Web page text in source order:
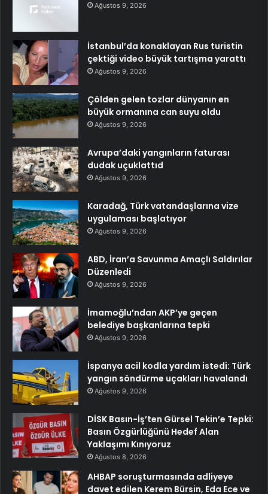
Ağustos 9, 2026
İstanbul’da konaklayan Rus turistin
çektiği video büyük tartışma yarattı
Ağustos 9, 2026
Çölden gelen tozlar dünyanın en
büyük ormanına can suyu oldu
Ağustos 9, 2026
Avrupa’daki yangınların faturası
dudak uçuklattıd
Ağustos 9, 2026
Karadağ, Türk vatandaşlarına vize
uygulaması başlatıyor
Ağustos 9, 2026
ABD, İran’a Savunma Amaçlı Saldırılar
Düzenledi
Ağustos 9, 2026
İmamoğlu’ndan AKP’ye geçen
belediye başkanlarına tepki
Ağustos 9, 2026
İspanya acil kodla yardım istedi: Türk
yangın söndürme uçakları havalandı
Ağustos 9, 2026
DİSK Basın-İş’ten Gürsel Tekin’e Tepki:
Basın Özgürlüğünü Hedef Alan
Yaklaşımı Kınıyoruz
Ağustos 8, 2026
AHBAP soruşturmasında adliyeye
davet edilen Kerem Bürsin, Eda Ece ve